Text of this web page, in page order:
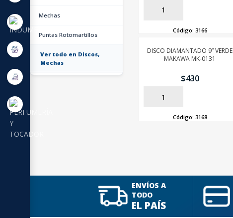
Mechas
Puntas Rotomartillos
Ver todo en Discos,
Mechas
AÑADIR
Código: 3166
DISCO DIAMANTADO 9” VERDE
MAKAWA MK-0131
$430
AÑADIR
Código: 3168
ENVÍOS A
TODO
EL PAÍS